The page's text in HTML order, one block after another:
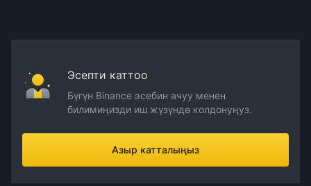
Эсепти каттоо
Бүгүн Binance эсебин ачуу менен
билимиңизди иш жүзүндө колдонуңуз.
Азыр катталыңыз